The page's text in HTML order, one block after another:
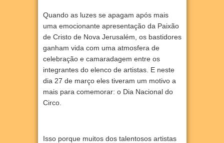
Quando as luzes se apagam após mais
uma emocionante apresentação da Paixão
de Cristo de Nova Jerusalém, os bastidores
ganham vida com uma atmosfera de
celebração e camaradagem entre os
integrantes do elenco de artistas. E neste
dia 27 de março eles tiveram um motivo a
mais para comemorar: o Dia Nacional do
Circo.
Isso porque muitos dos talentosos artistas